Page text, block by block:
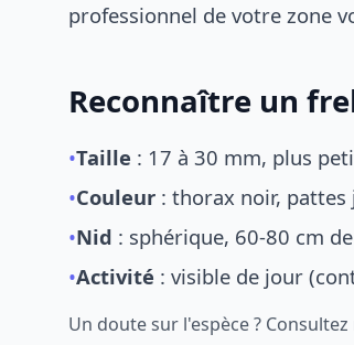
professionnel de votre zone
Reconnaître un
•Taille : 17 à 30 mm, plus
•Couleur : thorax noir, pattes
•Nid : sphérique, 60-80 cm
•Activité : visible de jour
Un doute sur l'espèce ?